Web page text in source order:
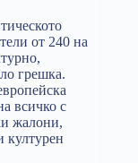
от 240 на
грешка.
всичко с
жалони,
културен